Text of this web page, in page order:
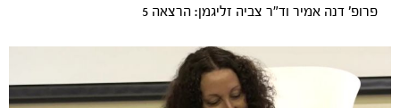
פרופ' דנה אמיר וד"ר צביה זליגמן: הרצאה 5